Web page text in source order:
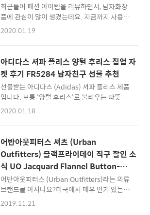
한 느낌에도 매우 잘 어울려서, 외부 미팅을 갈
때 노트북이 필요하면 항상 바투카 가방을 찾게
되더군요. 일단 요즘에는 13인치대 노트북 보다
밀퍼드 노트북 가방/서류가방인데요. 밀퍼드
(Milford) 노트북 가방의 크기는 400x275x40
mm 입니다. L..
최근들어 패션 아이템을 리뷰하면서, 남자화장
품에 관심이 많이 생겼는데요. 지금까지 사용해
왔던 화장품에 에센스를 더하면 더 피부관리를
었습니다. 그라펜은 남성올인원 로션도 유명하
지만, 에센스 제품은 보습부터 주름개선까지 가
능한 모델로 굉장히 탐이 나더군요. 그래서 선택
하게 되었고, 향도 마음에 들고 퀄리티도 상당한
듯 하여 시간을 내어 리뷰를 해봅니다. 남자화장
품 추천, Graffen 그라펜 에센스 소프트너 먼저
과가 있는 남성 에센스 입니다. 스킨이나 토너
제품을 바르고 난 뒤에, 로션을 바르기 전... 에
센스를 바..
2020.01.19
아디다스 셔파 플리스 양털 후리스 집업 자
켓 후기 FR5284 남자친구 선물 추천
선물받는 아디다스 (Adidas) 셔파 플리스 제품
입니다. 보통 '양털 후리스'로 불리우는 따뜻한
재킷이죠. 작년까지 저는 노스페이스의 화이트
제품코드는 FR5284네요. 셔파 플리스
(Sherpa Fleece)라고 불리우는데 셔파는 히말
라야 산악지방의 안내인을 뜻하는 말로, 보통 그
런 산악지대 안내인들이 입는 옷 스타일이라서
그런 이름이 붙은 것 같습니다. 정말 따듯하고
좋아요. 가장 좋은 점은 안감이 부드럽고 착 감
기는 재질이라는 것입니다. 100% 폴리에스터
입니다. 실내에서 입으면 이런 느낌입니다 디테
2020.01.18
어반아웃피터스 셔츠 (Urban
Outfitters) 블랙프라이데이 직구 할인 소
식 UO Jacquard Flannel Button-
Down Shirt 후기 연말선물 추천
어반아웃피터스 (Urban Outfitters)라는 의류
브랜드를 아시나요?미국에서 매우 인기 있는 옷
브랜드로 시작해서 뷰티, 라이프스타일, 패션을
2019.11.21